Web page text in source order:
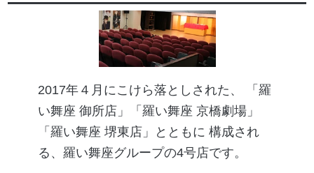
2017年４月にこけら落としされた、 「羅
い舞座 御所店」「羅い舞座 京橋劇場」
「羅い舞座 堺東店」とともに 構成され
る、羅い舞座グループの4号店です。